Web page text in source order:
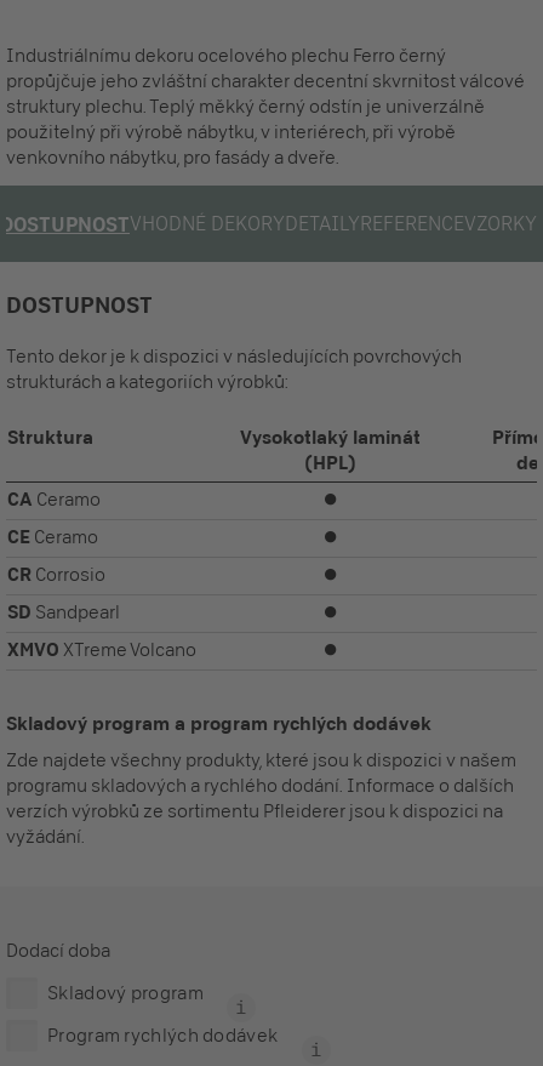
Industriálnímu dekoru ocelového plechu Ferro černý
propůjčuje jeho zvláštní charakter decentní skvrnitost válcové
struktury plechu. Teplý měkký černý odstín je univerzálně
použitelný při výrobě nábytku, v interiérech, při výrobě
venkovního nábytku, pro fasády a dveře.
DOSTUPNOSTVHODNÉ DEKORYDETAILYREFERENCEVZORKY
DOSTUPNOST
Tento dekor je k dispozici v následujících povrchových
strukturách a kategoriích výrobků:
Struktura
Vysokotlaký laminát
(HPL)
CA Ceramo ⏺
CE Ceramo ⏺
CR Corrosio ⏺
SD Sandpearl ⏺
XMVO XTreme Volcano ⏺
Skladový program a program rychlých dodávek
Zde najdete všechny produkty, které jsou k dispozici v našem
programu skladových a rychlého dodání. Informace o dalších
verzích výrobků ze sortimentu Pfleiderer jsou k dispozici na
vyžádání.
Dodací doba
Skladový program
Program rychlých dodávek